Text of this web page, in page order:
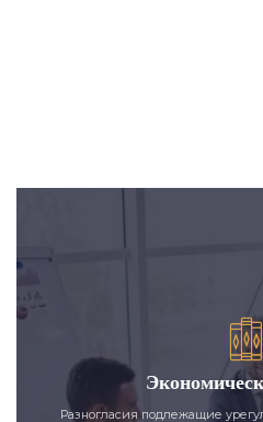
Разногласия подлежащие